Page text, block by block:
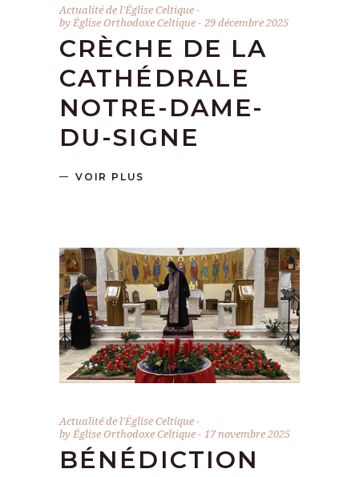
Actualité de l'Église Celtique
by Église Orthodoxe Celtique 29 décembre 2025
CRÈCHE DE LA
CATHÉDRALE
NOTRE-DAME-
DU-SIGNE
VOIR PLUS
Actualité de l'Église Celtique
byÉglise Orthodoxe Celtique 17 novembre 2025
BÉNÉDICTION